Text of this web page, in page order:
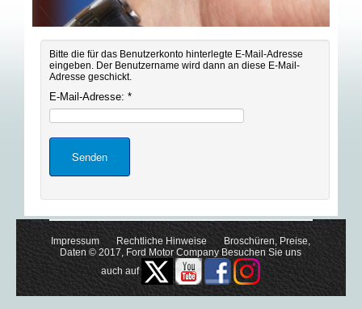
Bitte die für das Benutzerkonto hinterlegte E-Mail-Adresse
eingeben. Der Benutzername wird dann an diese E-Mail-
Adresse geschickt.
E-Mail-Adresse: *
Senden
Impressum Rechtliche Hinweise
Broschüren, Preise,
Daten © 2017, Ford Motor Company Besuchen Sie uns
auch auf